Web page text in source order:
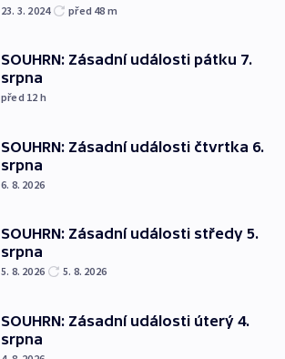
23. 3. 2024 před 48 m
SOUHRN: Zásadní události pátku 7.
srpna
před 12 h
SOUHRN: Zásadní události čtvrtka 6.
srpna
6. 8. 2026
SOUHRN: Zásadní události středy 5.
srpna
5. 8. 2026 5. 8. 2026
SOUHRN: Zásadní události úterý 4.
srpna